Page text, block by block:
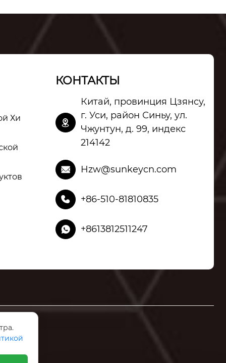
Хи
КОНТАКТЫ

Китай, провинция Цзянсу,
г. Уси, район Синьу, ул.
Чжунтун, д. 99, индекс
214142
 Hzw@sunkeycn.com
 +86-510-81810835
 +8613812511247